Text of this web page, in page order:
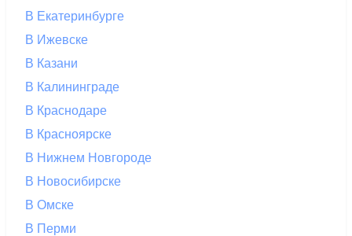
В Екатеринбурге
В Ижевске
В Казани
В Калининграде
В Краснодаре
В Красноярске
В Нижнем Новгороде
В Новосибирске
В Омске
В Перми